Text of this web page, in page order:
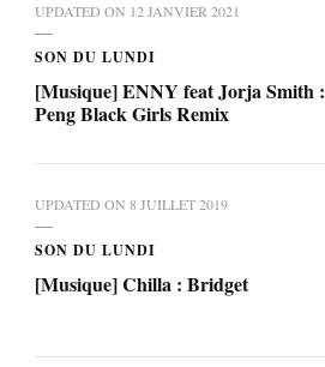
UPDATED ON 12 JANVIER 2021
SON DU LUNDI
[Musique] ENNY feat Jorja Smith :
Peng Black Girls Remix
UPDATED ON 8 JUILLET 2019
SON DU LUNDI
[Musique] Chilla : Bridget